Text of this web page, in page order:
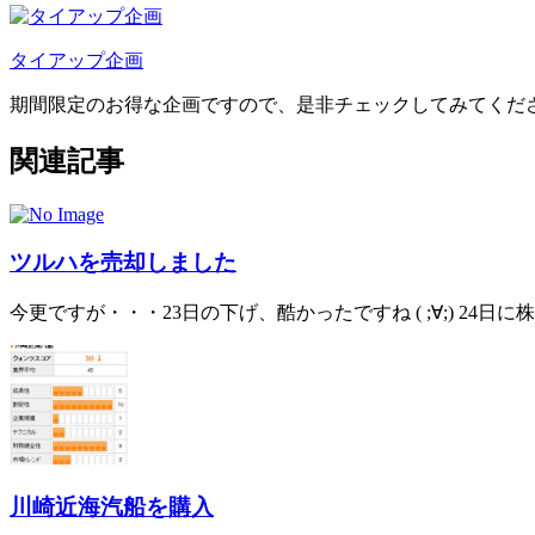
タイアップ企画
期間限定のお得な企画ですので、是非チェックしてみてくだ
関連記事
ツルハを売却しました
今更ですが・・・23日の下げ、酷かったですね ( ;∀;) 24日に
川崎近海汽船を購入